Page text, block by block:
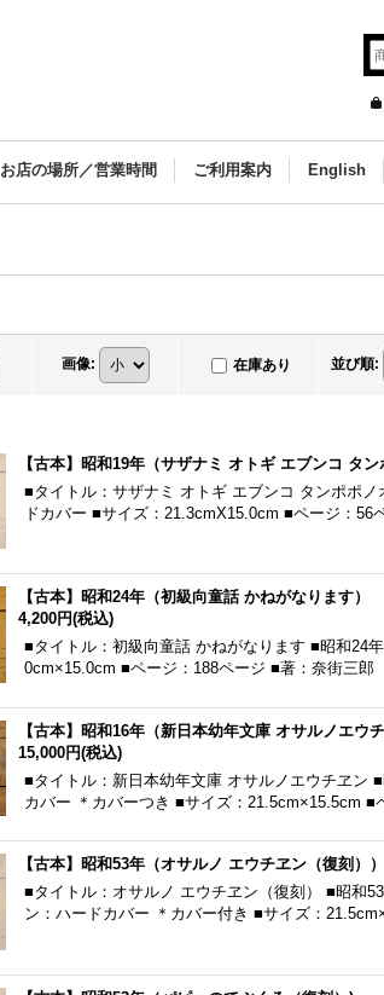
お店の場所／営業時間 ご利用案内 English
画像: 在庫あり 並び順:
【古本】昭和19年（サザナミ オトギ エブンコ タン
■タイトル：サザナミ オトギ エブンコ タンポポ
ドカバー ■サイズ：21.3cmX15.0cm ■ページ：
【古本】昭和24年（初級向童話 かねがなります）
4,200円(税込)
■タイトル：初級向童話 かねがなります ■昭和24
0cm×15.0cm ■ページ：188ページ ■著：奈街三
【古本】昭和16年（新日本幼年文庫 オサルノエウチ
15,000円(税込)
■タイトル：新日本幼年文庫 オサルノエウチヱン
カバー ＊カバーつき ■サイズ：21.5cm×15.5cm
【古本】昭和53年（オサルノ エウチヱン（復刻））
■タイトル：オサルノ エウチヱン（復刻） ■昭
ン：ハードカバー ＊カバー付き ■サイズ：